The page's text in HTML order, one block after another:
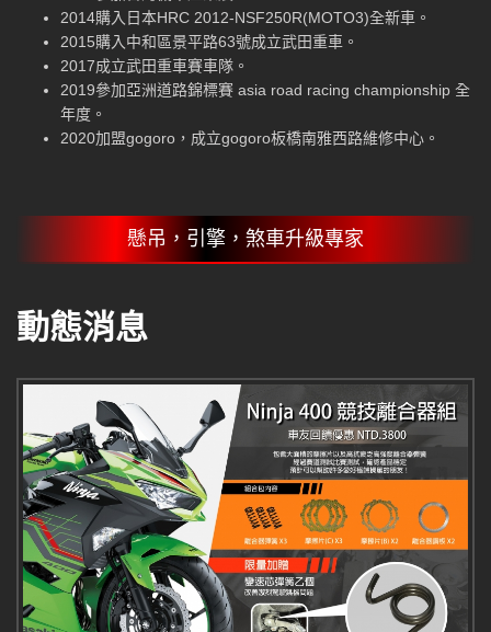
2014購入日本HRC 2012-NSF250R(MOTO3)全新車。
2015購入中和區景平路63號成立武田重車。
2017成立武田重車賽車隊。
2019參加亞洲道路錦標賽 asia road racing championship 全
年度。
2020加盟gogoro，成立gogoro板橋南雅西路維修中心。
懸吊，引擎，煞車升級專家
動態消息